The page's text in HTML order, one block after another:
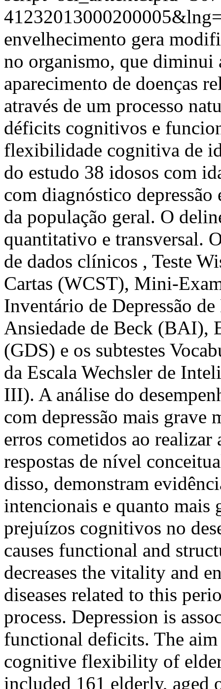
envelhecimento gera
no organismo, que diminui
aparecimento de doenças
através de um processo
déficits cognitivos e
flexibilidade cognitiva de
do estudo 38 idosos com
com diagnóstico depressão
da população geral. O
quantitativo e transversal.
de dados clínicos , Teste
Cartas (WCST), Mini-
Inventário de Depressão
Ansiedade de Beck (BAI),
(GDS) e os subtestes
da Escala Wechsler de
III). A análise do
com depressão mais grave
erros cometidos ao realizar
respostas de nível
disso, demonstram
intencionais e quanto mais
prejuízos cognitivos no
causes functional and
decreases the vitality and
diseases related to this
process. Depression is
functional deficits. The aim
cognitive flexibility of
included 161 elderly, aged